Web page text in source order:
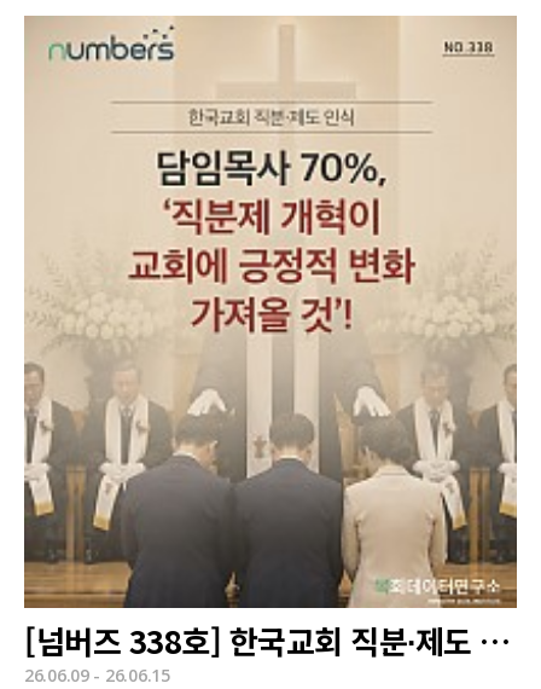
[넘버즈 338호] 한국교회 직분∙제도 인식
26.06.09 - 26.06.15